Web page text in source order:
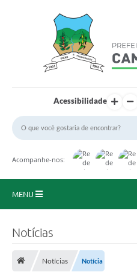
Acessibilidade
Acompanhe-nos:
MENU
Notícias
Notícias Notícia